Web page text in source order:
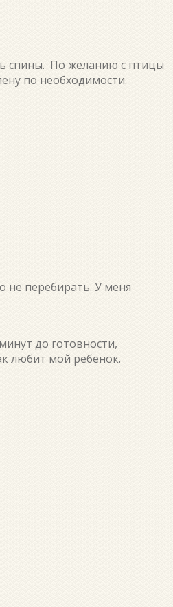
спины. По желанию с птицы
по необходимости.
не перебирать. У меня
до готовности,
любит мой ребенок.